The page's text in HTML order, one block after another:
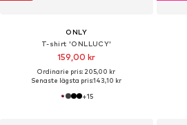
ONLY
T-shirt 'ONLLUCY'
159,00 kr
Ordinarie pris: 205,00 kr
Senaste lägsta pris:143,10 kr
+15